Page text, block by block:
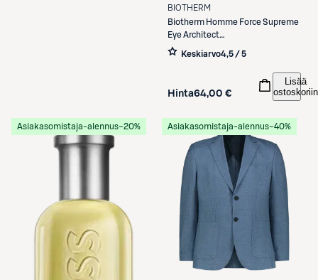
BIOTHERM
Biotherm Homme Force Supreme
Eye Architect
silmänympärysseerumi 15 ml
Keskiarvo4,5 / 5
Hinta64,00 €
Lisää
ostoskoriin
Asiakasomistaja-alennus−20% Asiakasomistaja-alennus−40%